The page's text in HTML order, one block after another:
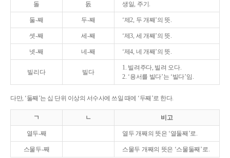
돌 돐 생일, 주기.
둘-째 두-째 ‘제2, 두 개째’의 뜻.
셋-째 세-째 ‘제3, 세 개째’의 뜻.
넷-째 네-째 ‘제4, 네 개째’의 뜻.
빌리다 빌다
1. 빌려주다, 빌려 오다.
2. ‘용서를 빌다’는 ‘빌다’임.
다만, ‘둘째’는 십 단위 이상의 서수사에 쓰일 때에 ‘두째’로 한다.
ㄱ ㄴ 비고
열두-째 열두 개째의 뜻은 ‘열둘째’로.
스물두-째 스물두 개째의 뜻은 ‘스물둘째’로.